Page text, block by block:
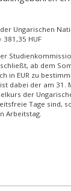
Ungarischen
381,35 HUF
ab dem
in EUR zu
dabei der am 31.
der
Tage sind,
Arbeitstag.